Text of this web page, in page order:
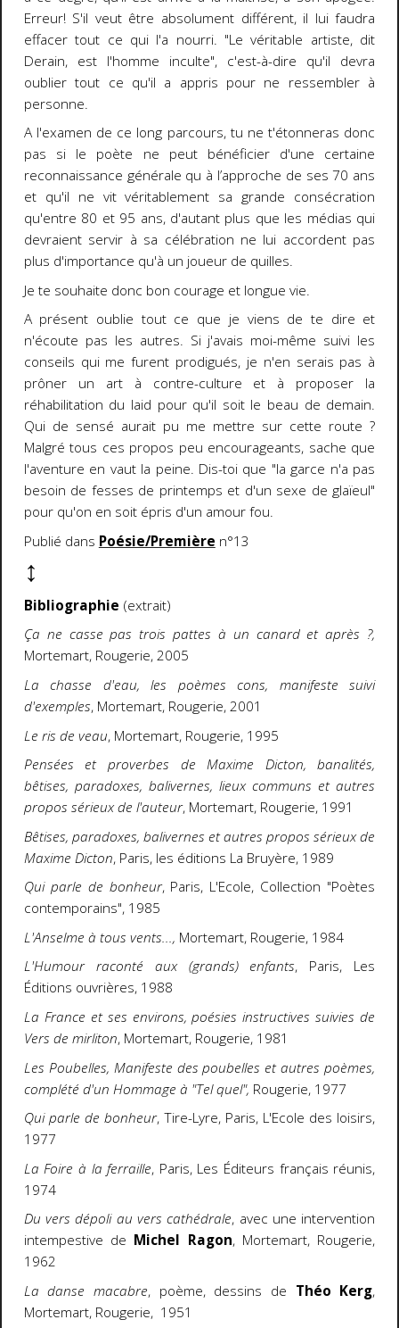
Erreur! S'il veut être absolument différent, il lui faudra
effacer tout ce qui l'a nourri. "Le véritable artiste, dit
Derain, est l'homme inculte", c'est-à-dire qu'il devra
oublier tout ce qu'il a appris pour ne ressembler à
personne.
A l'examen de ce long parcours, tu ne t'étonneras donc
pas si le poète ne peut bénéficier d'une certaine
reconnaissance générale qu à l’approche de ses 70 ans
et qu'il ne vit véritablement sa grande consécration
qu'entre 80 et 95 ans, d'autant plus que les médias qui
devraient servir à sa célébration ne lui accordent pas
plus d'importance qu'à un joueur de quilles.
Je te souhaite donc bon courage et longue vie.
A présent oublie tout ce que je viens de te dire et
n'écoute pas les autres. Si j'avais moi-même suivi les
conseils qui me furent prodigués, je n'en serais pas à
prôner un art à contre-culture et à proposer la
réhabilitation du laid pour qu'il soit le beau de demain.
Qui de sensé aurait pu me mettre sur cette route ?
Malgré tous ces propos peu encourageants, sache que
l'aventure en vaut la peine. Dis-toi que "la garce n'a pas
besoin de fesses de printemps et d'un sexe de glaïeul"
pour qu'on en soit épris d'un amour fou.
Publié dans Poésie/Première n°13
↕
Bibliographie (extrait)
Ça ne casse pas trois pattes à un canard et après ?,
Mortemart, Rougerie, 2005
La chasse d'eau, les poèmes cons, manifeste suivi
d'exemples, Mortemart, Rougerie, 2001
Le ris de veau, Mortemart, Rougerie, 1995
Pensées et proverbes de Maxime Dicton, banalités,
bêtises, paradoxes, balivernes, lieux communs et autres
propos sérieux de l'auteur, Mortemart, Rougerie, 1991
Bêtises, paradoxes, balivernes et autres propos sérieux de
Maxime Dicton, Paris, les éditions La Bruyère, 1989
Qui parle de bonheur, Paris, L'Ecole, Collection "Poètes
contemporains", 1985
L'Anselme à tous vents..., Mortemart, Rougerie, 1984
L'Humour raconté aux (grands) enfants, Paris, Les
Éditions ouvrières, 1988
La France et ses environs, poésies instructives suivies de
Vers de mirliton, Mortemart, Rougerie, 1981
Les Poubelles, Manifeste des poubelles et autres poèmes,
complété d'un Hommage à "Tel quel", Rougerie, 1977
Qui parle de bonheur, Tire-Lyre, Paris, L'Ecole des loisirs,
1977
La Foire à la ferraille, Paris, Les Éditeurs français réunis,
1974
Du vers dépoli au vers cathédrale, avec une intervention
intempestive de Michel Ragon, Mortemart, Rougerie,
1962
La danse macabre, poème, dessins de Théo Kerg,
Mortemart, Rougerie, 1951